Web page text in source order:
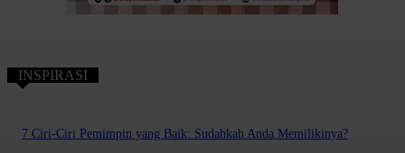
INSPIRASI
7 Ciri-Ciri Pemimpin yang Baik: Sudahkah Anda Memilikinya?